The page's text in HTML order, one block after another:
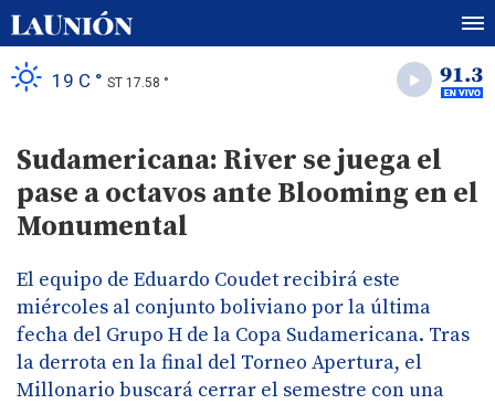
19 C ° ST 17.58 °
Sudamericana: River se juega el
pase a octavos ante Blooming en el
Monumental
El equipo de Eduardo Coudet recibirá este
miércoles al conjunto boliviano por la última
fecha del Grupo H de la Copa Sudamericana. Tras
la derrota en la final del Torneo Apertura, el
Millonario buscará cerrar el semestre con una